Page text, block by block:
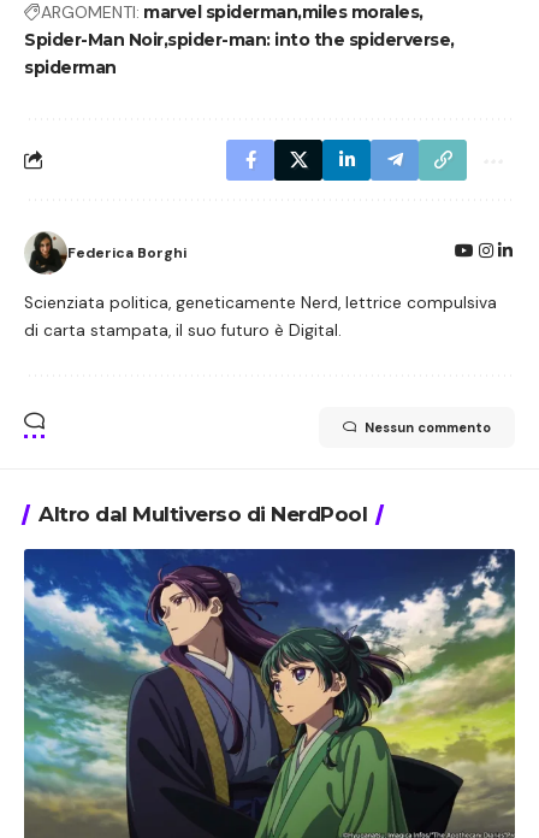
ARGOMENTI: marvel spidermanmiles morales
Spider-Man Noirspider-man: into the spiderverse
spiderman
Federica Borghi
Scienziata politica, geneticamente Nerd, lettrice compulsiva
di carta stampata, il suo futuro è Digital.
Nessun commento
Altro dal Multiverso di NerdPool